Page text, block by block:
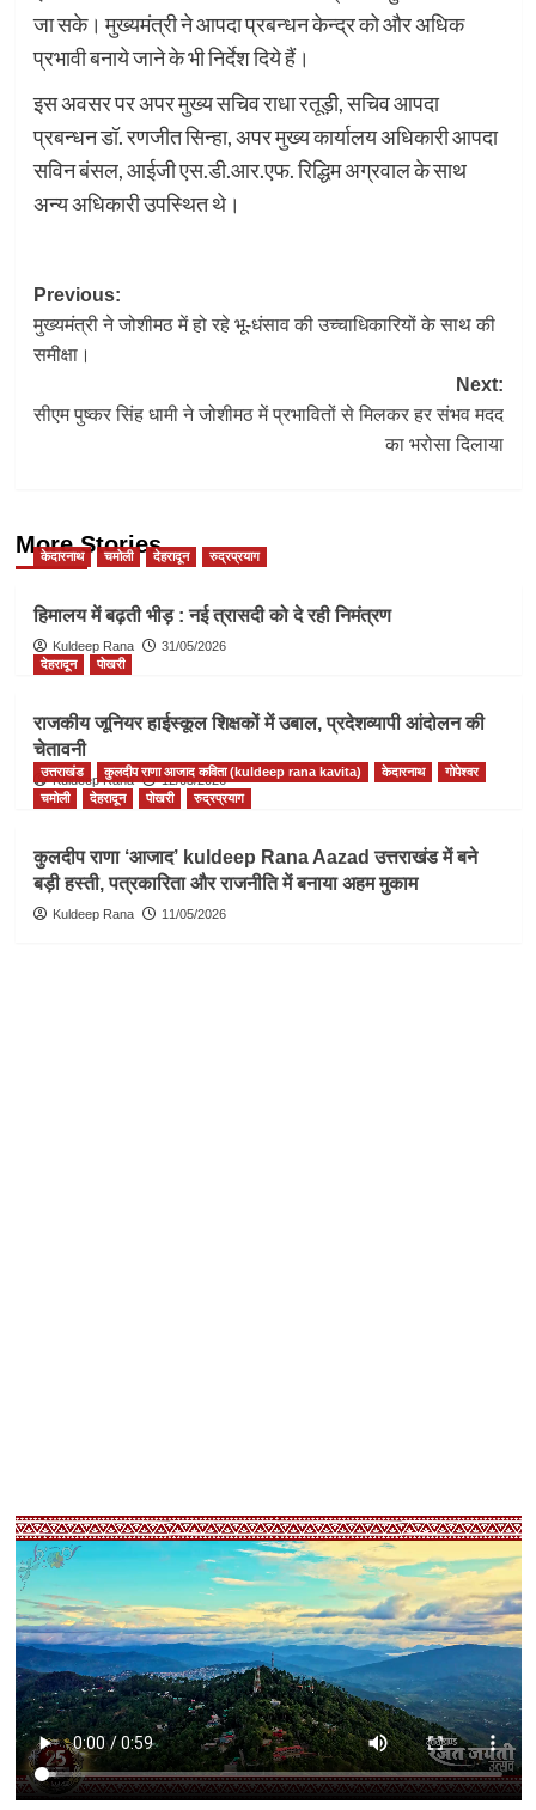
जा सके। मुख्यमंत्री ने आपदा प्रबन्धन केन्द्र को और अधिक
प्रभावी बनाये जाने के भी निर्देश दिये हैं।
इस अवसर पर अपर मुख्य सचिव राधा रतूड़ी, सचिव आपदा
प्रबन्धन डॉ. रणजीत सिन्हा, अपर मुख्य कार्यालय अधिकारी आपदा
सविन बंसल, आईजी एस.डी.आर.एफ. रिद्धिम अग्रवाल के साथ
अन्य अधिकारी उपस्थित थे।
Post
navigation
Previous:
मुख्यमंत्री ने जोशीमठ में हो रहे भू-धंसाव की उच्चाधिकारियों के साथ की
समीक्षा।
Next:
सीएम पुष्कर सिंह धामी ने जोशीमठ में प्रभावितों से मिलकर हर संभव मदद
का भरोसा दिलाया
More Stories
केदारनाथ चमोली देहरादून रुद्रप्रयाग
हिमालय में बढ़ती भीड़ : नई त्रासदी को दे रही निमंत्रण
Kuldeep Rana
31/05/2026
देहरादून
पोखरी
राजकीय जूनियर हाईस्कूल शिक्षकों में उबाल, प्रदेशव्यापी आंदोलन की
चेतावनी
Kuldeep Rana 12/05/2026
उत्तराखंड कुलदीप राणा आजाद कविता (kuldeep rana kavita) केदारनाथ
गोपेश्वर
चमोली
देहरादून पोखरी रुद्रप्रयाग
कुलदीप राणा ‘आजाद’ kuldeep Rana Aazad उत्तराखंड में बने
बड़ी हस्ती, पत्रकारिता और राजनीति में बनाया अहम मुकाम
Kuldeep Rana 11/05/2026